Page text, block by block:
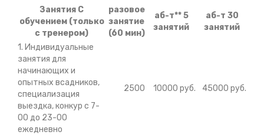
Занятия С
обучением (только
с тренером)
разовое
занятие
(60 мин)
аб-т** 5
занятий
аб-т 30
занятий
1. Индивидуальные
занятия для
начинающих и
опытных всадников,
специализация
выездка, конкур с 7-
00 до 23-00
ежедневно
2500 10000 руб. 45000 руб.